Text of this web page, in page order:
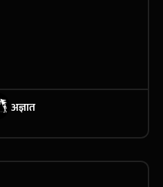
अज्ञात